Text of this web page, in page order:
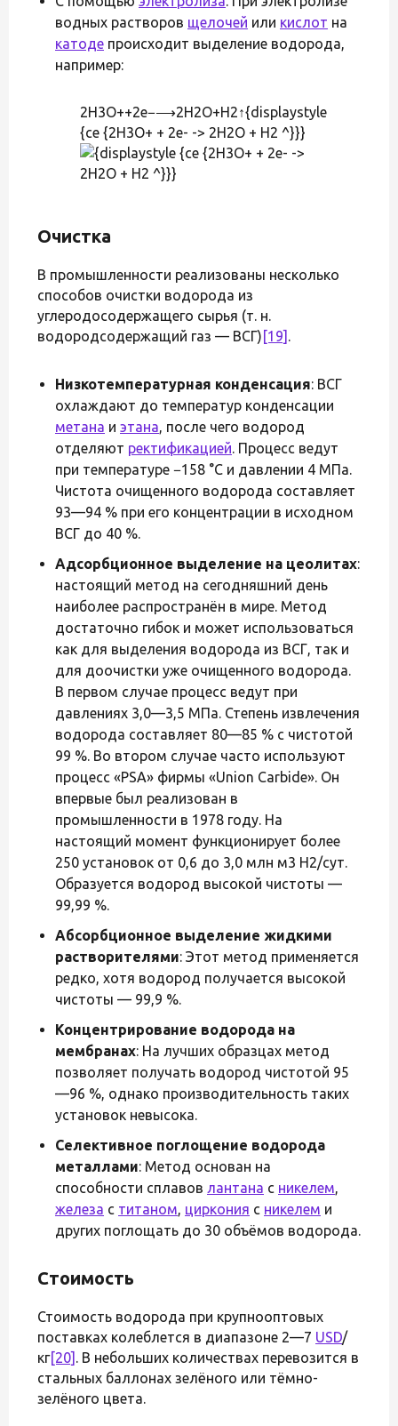
водных растворов щелочей или кислот на
катоде происходит выделение водорода,
например:
2H3O++2e−⟶2H2O+H2↑{displaystyle
{ce {2H3O+ + 2e- -> 2H2O + H2 ^}}}
Очистка
В промышленности реализованы несколько
способов очистки водорода из
углеродосодержащего сырья (т. н.
водородсодержащий газ — ВСГ) [19] .
Низкотемпературная конденсация: ВСГ
охлаждают до температур конденсации
метана и этана, после чего водород
отделяют ректификацией. Процесс ведут
при температуре −158 °C и давлении 4 МПа.
Чистота очищенного водорода составляет
93—94 % при его концентрации в исходном
ВСГ до 40 %.
Адсорбционное выделение на цеолитах:
настоящий метод на сегодняшний день
наиболее распространён в мире. Метод
достаточно гибок и может использоваться
как для выделения водорода из ВСГ, так и
для доочистки уже очищенного водорода.
В первом случае процесс ведут при
давлениях 3,0—3,5 МПа. Степень извлечения
водорода составляет 80—85 % с чистотой
99 %. Во втором случае часто используют
процесс «PSA» фирмы «Union Carbide». Он
впервые был реализован в
промышленности в 1978 году. На
настоящий момент функционирует более
250 установок от 0,6 до 3,0 млн м3 Н2/сут.
Образуется водород высокой чистоты —
99,99 %.
Абсорбционное выделение жидкими
растворителями: Этот метод применяется
редко, хотя водород получается высокой
чистоты — 99,9 %.
Концентрирование водорода на
мембранах: На лучших образцах метод
позволяет получать водород чистотой 95
—96 %, однако производительность таких
установок невысока.
Селективное поглощение водорода
металлами: Метод основан на
способности сплавов лантана с никелем,
железа с титаном, циркония с никелем и
других поглощать до 30 объёмов водорода.
Стоимость
Стоимость водорода при крупнооптовых
поставках колеблется в диапазоне 2—7 USD/
кг[20] . В небольших количествах перевозится в
стальных баллонах зелёного или тёмно-
зелёного цвета.